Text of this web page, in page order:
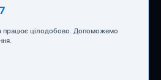
працює цілодобово. Допоможемо